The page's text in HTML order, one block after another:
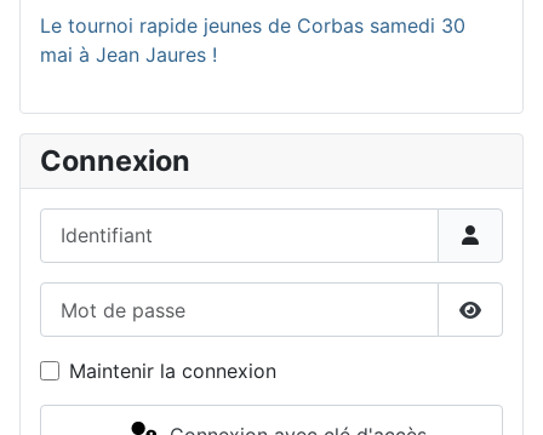
Le tournoi rapide jeunes de Corbas samedi 30
mai à Jean Jaures !
Connexion
Maintenir la connexion